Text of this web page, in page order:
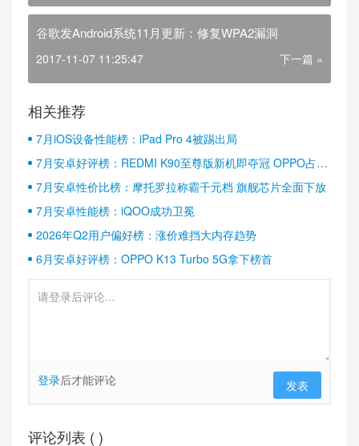
谷歌发Android系统11月更新：修复WPA2漏洞
2017-11-07 11:25:47 下一篇 »
相关推荐
7月iOS设备性能榜：iPad Pro 4被踢出局
7月安卓好评榜：REDMI K90至尊版新机即夺冠 OPPO占据
半壁江山
7月安卓性价比榜：摩托罗拉称霸千元档 旗舰芯片全面下放
7月安卓性能榜：iQOO成功卫冕
2026年Q2用户偏好榜：涨价难挡大内存趋势
6月安卓好评榜：OPPO K13 Turbo 5G拿下榜首
登录后才能评论 发表
评论列表 ( )